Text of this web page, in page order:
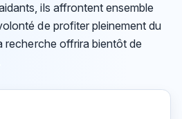
ils affrontent ensemble
de profiter pleinement du
recherche offrira bientôt de